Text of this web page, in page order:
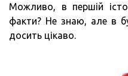
Можливо, в першій
факти? Не знаю, але в
досить цікаво.